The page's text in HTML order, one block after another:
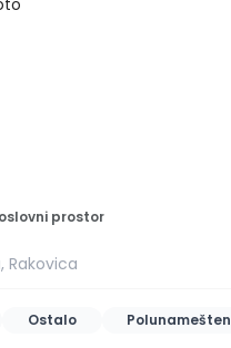
prostor
Rakovica
Ostalo Polunamešten